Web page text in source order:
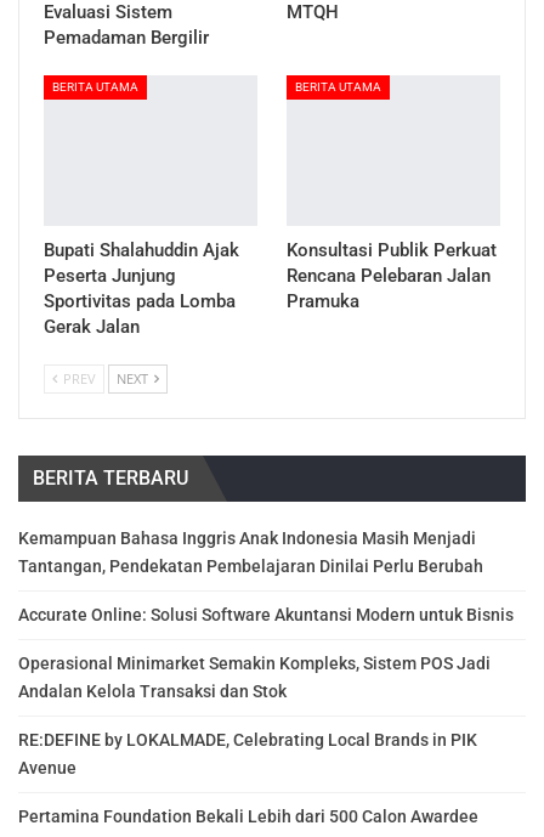
Evaluasi Sistem
Pemadaman Bergilir
MTQH
BERITA UTAMA
Bupati Shalahuddin Ajak
Peserta Junjung
Sportivitas pada Lomba
Gerak Jalan
BERITA UTAMA
Konsultasi Publik Perkuat
Rencana Pelebaran Jalan
Pramuka
PREV NEXT
BERITA TERBARU
Kemampuan Bahasa Inggris Anak Indonesia Masih Menjadi
Tantangan, Pendekatan Pembelajaran Dinilai Perlu Berubah
Accurate Online: Solusi Software Akuntansi Modern untuk Bisnis
Operasional Minimarket Semakin Kompleks, Sistem POS Jadi
Andalan Kelola Transaksi dan Stok
RE:DEFINE by LOKALMADE, Celebrating Local Brands in PIK
Avenue
Pertamina Foundation Bekali Lebih dari 500 Calon Awardee